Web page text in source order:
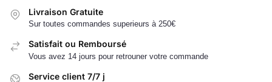
Livraison Gratuite
Sur toutes commandes superieurs à 250€
Satisfait ou Remboursé
Vous avez 14 jours pour retrouner votre commande
Service client 7/7 j